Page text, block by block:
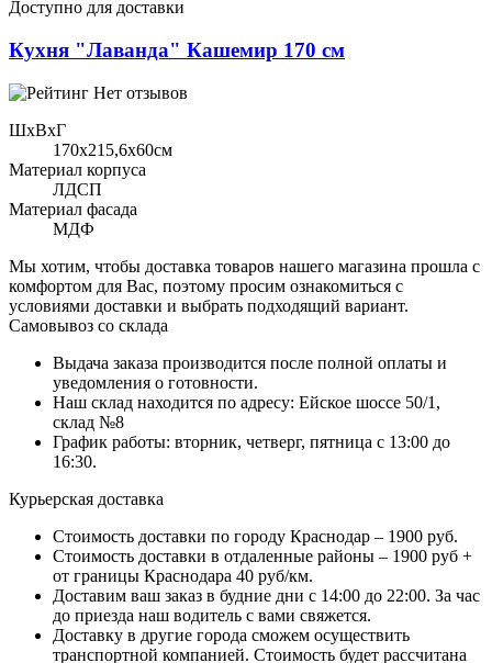
Доступно для доставки
Кухня "Лаванда" Кашемир 170 см
Нет отзывов
ШхВхГ
170x215,6х60см
Материал корпуса
ЛДСП
Материал фасада
МДФ
Мы хотим, чтобы доставка товаров нашего магазина прошла с
комфортом для Вас, поэтому просим ознакомиться с
условиями доставки и выбрать подходящий вариант.
Самовывоз со склада
Выдача заказа производится после полной оплаты и
уведомления о готовности.
Наш склад находится по адресу: Ейское шоссе 50/1,
склад №8
График работы: вторник, четверг, пятница с 13:00 до
16:30.
Курьерская доставка
Стоимость доставки по городу Краснодар – 1900 руб.
Стоимость доставки в отдаленные районы – 1900 руб +
от границы Краснодара 40 руб/км.
Доставим ваш заказ в будние дни с 14:00 до 22:00. За час
до приезда наш водитель с вами свяжется.
Доставку в другие города сможем осуществить
транспортной компанией. Стоимость будет рассчитана